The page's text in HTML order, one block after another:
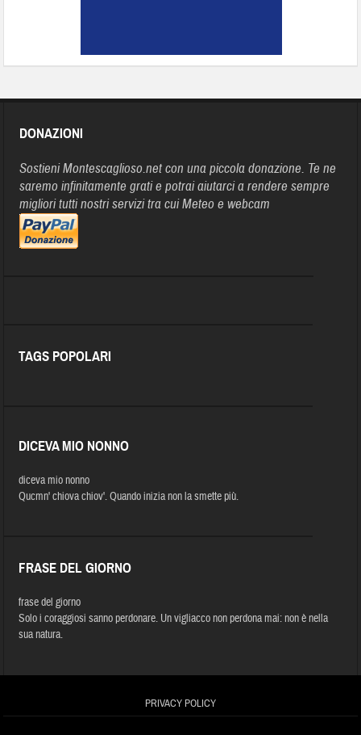
DONAZIONI
Sostieni Montescaglioso.net con una piccola donazione. Te ne
saremo infinitamente grati e potrai aiutarci a rendere sempre
migliori tutti nostri servizi tra cui Meteo e webcam
TAGS POPOLARI
DICEVA MIO NONNO
diceva mio nonno
Qucmn' chiova chiov'. Quando inizia non la smette più.
FRASE DEL GIORNO
frase del giorno
Solo i coraggiosi sanno perdonare. Un vigliacco non perdona mai: non è nella
sua natura.
PRIVACY POLICY